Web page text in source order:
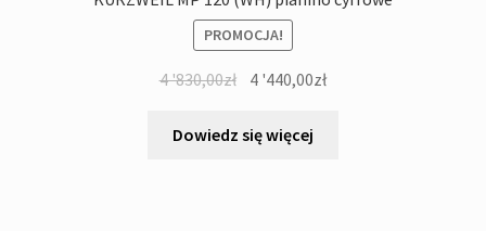
PROMOCJA!
4 '830,00zł Pierwotna
wynosiła:
4 '440,00złAktualna
Dowiedz się więcej